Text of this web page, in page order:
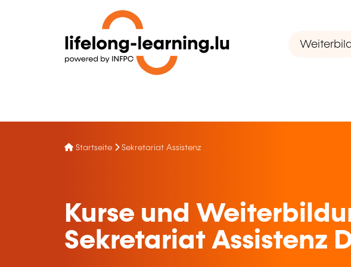
Startseite Sekretariat Assistenz
Kurse und
Sekretariat Assistenz